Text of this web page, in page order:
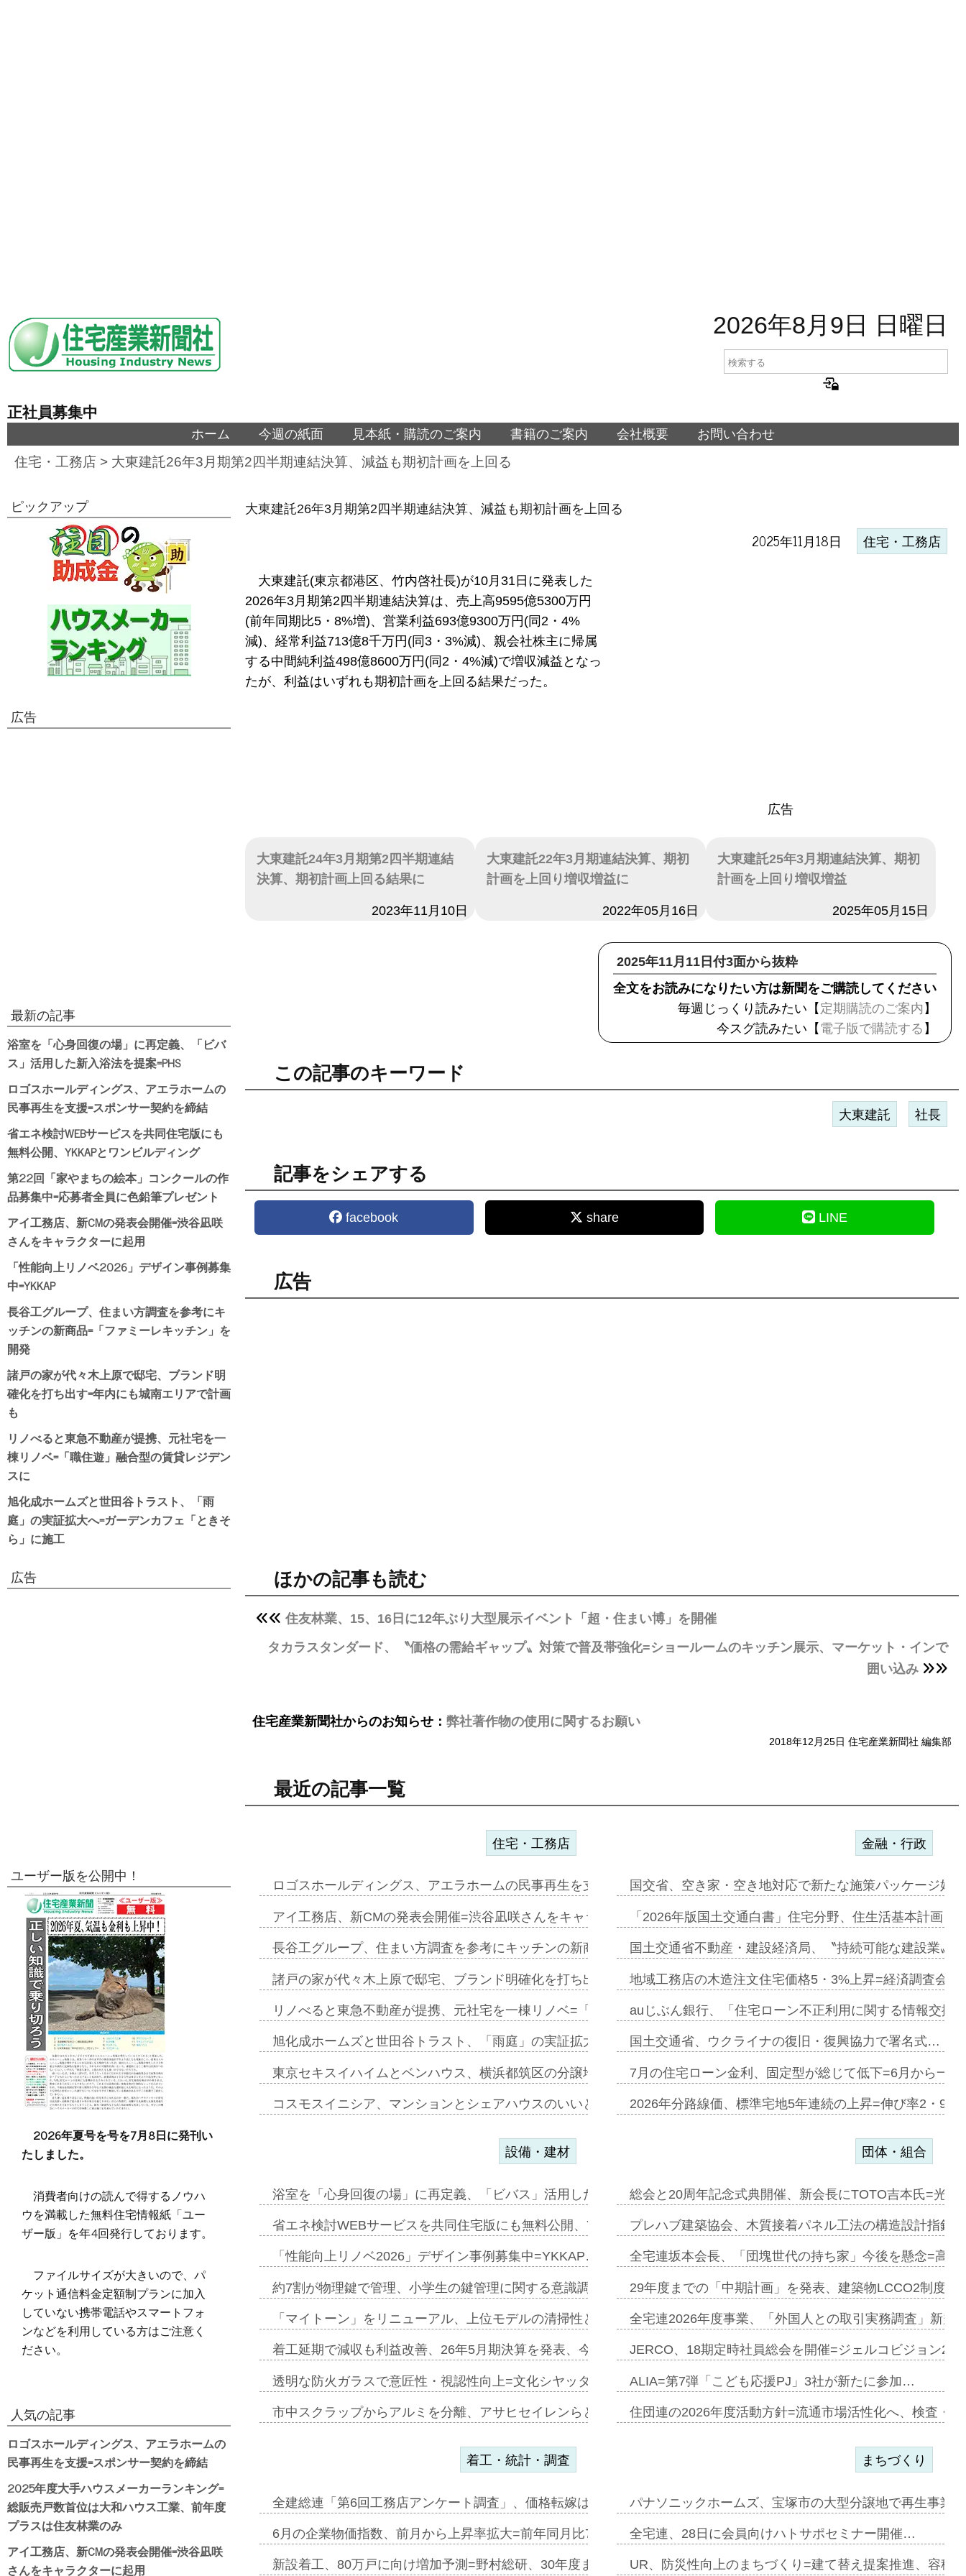
2026年8月9日 日曜日
正社員募集中
ホーム 今週の紙面 見本紙・購読のご案内 書籍のご案内 会社概要 お問い合わせ
住宅・工務店 > 大東建託26年3月期第2四半期連結決算、減益も期初計画を上回る
大東建託26年3月期第2四半期連結決算、減益も期初計画を上回る
2025年11月18日 住宅・工務店
広告
大東建託(東京都港区、竹内啓社長)が10月31日に発表した
2026年3月期第2四半期連結決算は、売上高9595億5300万円
(前年同期比5・8%増)、営業利益693億9300万円(同2・4%
減)、経常利益713億8千万円(同3・3%減)、親会社株主に帰属
する中間純利益498億8600万円(同2・4%減)で増収減益となっ
たが、利益はいずれも期初計画を上回る結果だった。
大東建託24年3月期第2四半期連結
決算、期初計画上回る結果に
2023年11月10日
大東建託22年3月期連結決算、期初
計画を上回り増収増益に
2022年05月16日
大東建託25年3月期連結決算、期初
計画を上回り増収増益
2025年05月15日
2025年11月11日付3面から抜粋
全文をお読みになりたい方は新聞をご購読してください
毎週じっくり読みたい【 定期購読のご案内 】
今スグ読みたい【 電子版で購読する 】
この記事のキーワード
大東建託 社長
記事をシェアする
facebook share LINE
広告
ほかの記事も読む
住友林業、15、16日に12年ぶり大型展示イベント「超・住まい博」を開催
タカラスタンダード、〝価格の需給ギャップ〟対策で普及帯強化=ショールームのキッチン展示、マーケット・インで
囲い込み
住宅産業新聞社からのお知らせ： 弊社著作物の使用に関するお願い
2018年12月25日 住宅産業新聞社 編集部
最近の記事一覧
住宅・工務店
ロゴスホールディングス、アエラホームの民事再生を支援=スポンサー契約…
アイ工務店、新CMの発表会開催=渋谷凪咲さんをキャラクターに起用…
長谷工グループ、住まい方調査を参考にキッチンの新商品=「ファミーレキ…
諸戸の家が代々木上原で邸宅、ブランド明確化を打ち出す=年内にも城南エ…
リノべると東急不動産が提携、元社宅を一棟リノベ=「職住遊」融合型の賃…
旭化成ホームズと世田谷トラスト、「雨庭」の実証拡大へ=ガーデンカフェ…
東京セキスイハイムとベンハウス、横浜都筑区の分譲地開発で初協業=お互…
コスモスイニシア、マンションとシェアハウスのいいとこどりのコリビング…
金融・行政
国交省、空き家・空き地対応で新たな施策パッケージ始
「2026年版国土交通白書」住宅分野、住生活基本計画
国土交通省不動産・建設経済局、〝持続可能な建設業〟
地域工務店の木造注文住宅価格5・3%上昇=経済調査会
auじぶん銀行、「住宅ローン不正利用に関する情報交換
国土交通省、ウクライナの復旧・復興協力で署名式…
7月の住宅ローン金利、固定型が総じて低下=6月から一
2026年分路線価、標準宅地5年連続の上昇=伸び率2・
設備・建材
浴室を「心身回復の場」に再定義、「ビバス」活用した新入浴法を提案=P…
省エネ検討WEBサービスを共同住宅版にも無料公開、YKKAPとワンビ…
「性能向上リノベ2026」デザイン事例募集中=YKKAP…
約7割が物理鍵で管理、小学生の鍵管理に関する意識調査=Nature…
「マイトーン」をリニューアル、上位モデルの清掃性と安全性追加=リンナ…
着工延期で減収も利益改善、26年5月期決算を発表、今期は増収見込む=…
透明な防火ガラスで意匠性・視認性向上=文化シヤッター…
市中スクラップからアルミを分離、アサヒセイレンらと協働開発開始=三協…
団体・組合
総会と20周年記念式典開催、新会長にTOTO吉本氏=光
プレハブ建築協会、木質接着パネル工法の構造設計指針
全宅連坂本会長、「団塊世代の持ち家」今後を懸念=高
29年度までの「中期計画」を発表、建築物LCCO2制度
全宅連2026年度事業、「外国人との取引実務調査」新規
JERCO、18期定時社員総会を開催=ジェルコビジョン
ALIA=第7弾「こども応援PJ」3社が新たに参加…
住団連の2026年度活動方針=流通市場活性化へ、検査・
着工・統計・調査
全建総連「第6回工務店アンケート調査」、価格転嫁は十分に進まず=「物…
6月の企業物価指数、前月から上昇率拡大=前年同月比7・1%上昇…
新設着工、80万戸に向け増加予測=野村総研、30年度まで〝揺り戻し〟…
まちづくり
パナソニックホームズ、宝塚市の大型分譲地で再生事業
全宅連、28日に会員向けハトサポセミナー開催…
UR、防災性向上のまちづくり=建て替え提案推進、容積
ピックアップ
広告
最新の記事
浴室を「心身回復の場」に再定義、「ビバ
ス」活用した新入浴法を提案=PHS
ロゴスホールディングス、アエラホームの
民事再生を支援=スポンサー契約を締結
省エネ検討WEBサービスを共同住宅版にも
無料公開、YKKAPとワンビルディング
第22回「家やまちの絵本」コンクールの作
品募集中=応募者全員に色鉛筆プレゼント
アイ工務店、新CMの発表会開催=渋谷凪咲
さんをキャラクターに起用
「性能向上リノベ2026」デザイン事例募集
中=YKKAP
長谷工グループ、住まい方調査を参考にキ
ッチンの新商品=「ファミーレキッチン」を
開発
諸戸の家が代々木上原で邸宅、ブランド明
確化を打ち出す=年内にも城南エリアで計画
も
リノべると東急不動産が提携、元社宅を一
棟リノベ=「職住遊」融合型の賃貸レジデン
スに
旭化成ホームズと世田谷トラスト、「雨
庭」の実証拡大へ=ガーデンカフェ「ときそ
ら」に施工
広告
ユーザー版を公開中！
2026年夏号を号を7月8日に発刊い
たしました。
消費者向けの読んで得するノウハ
ウを満載した無料住宅情報紙「ユー
ザー版」を年4回発行しております。
ファイルサイズが大きいので、パ
ケット通信料金定額制プランに加入
していない携帯電話やスマートフォ
ンなどを利用している方はご注意く
ださい。
人気の記事
ロゴスホールディングス、アエラホームの
民事再生を支援=スポンサー契約を締結
2025年度大手ハウスメーカーランキング=
総販売戸数首位は大和ハウス工業、前年度
プラスは住友林業のみ
アイ工務店、新CMの発表会開催=渋谷凪咲
さんをキャラクターに起用